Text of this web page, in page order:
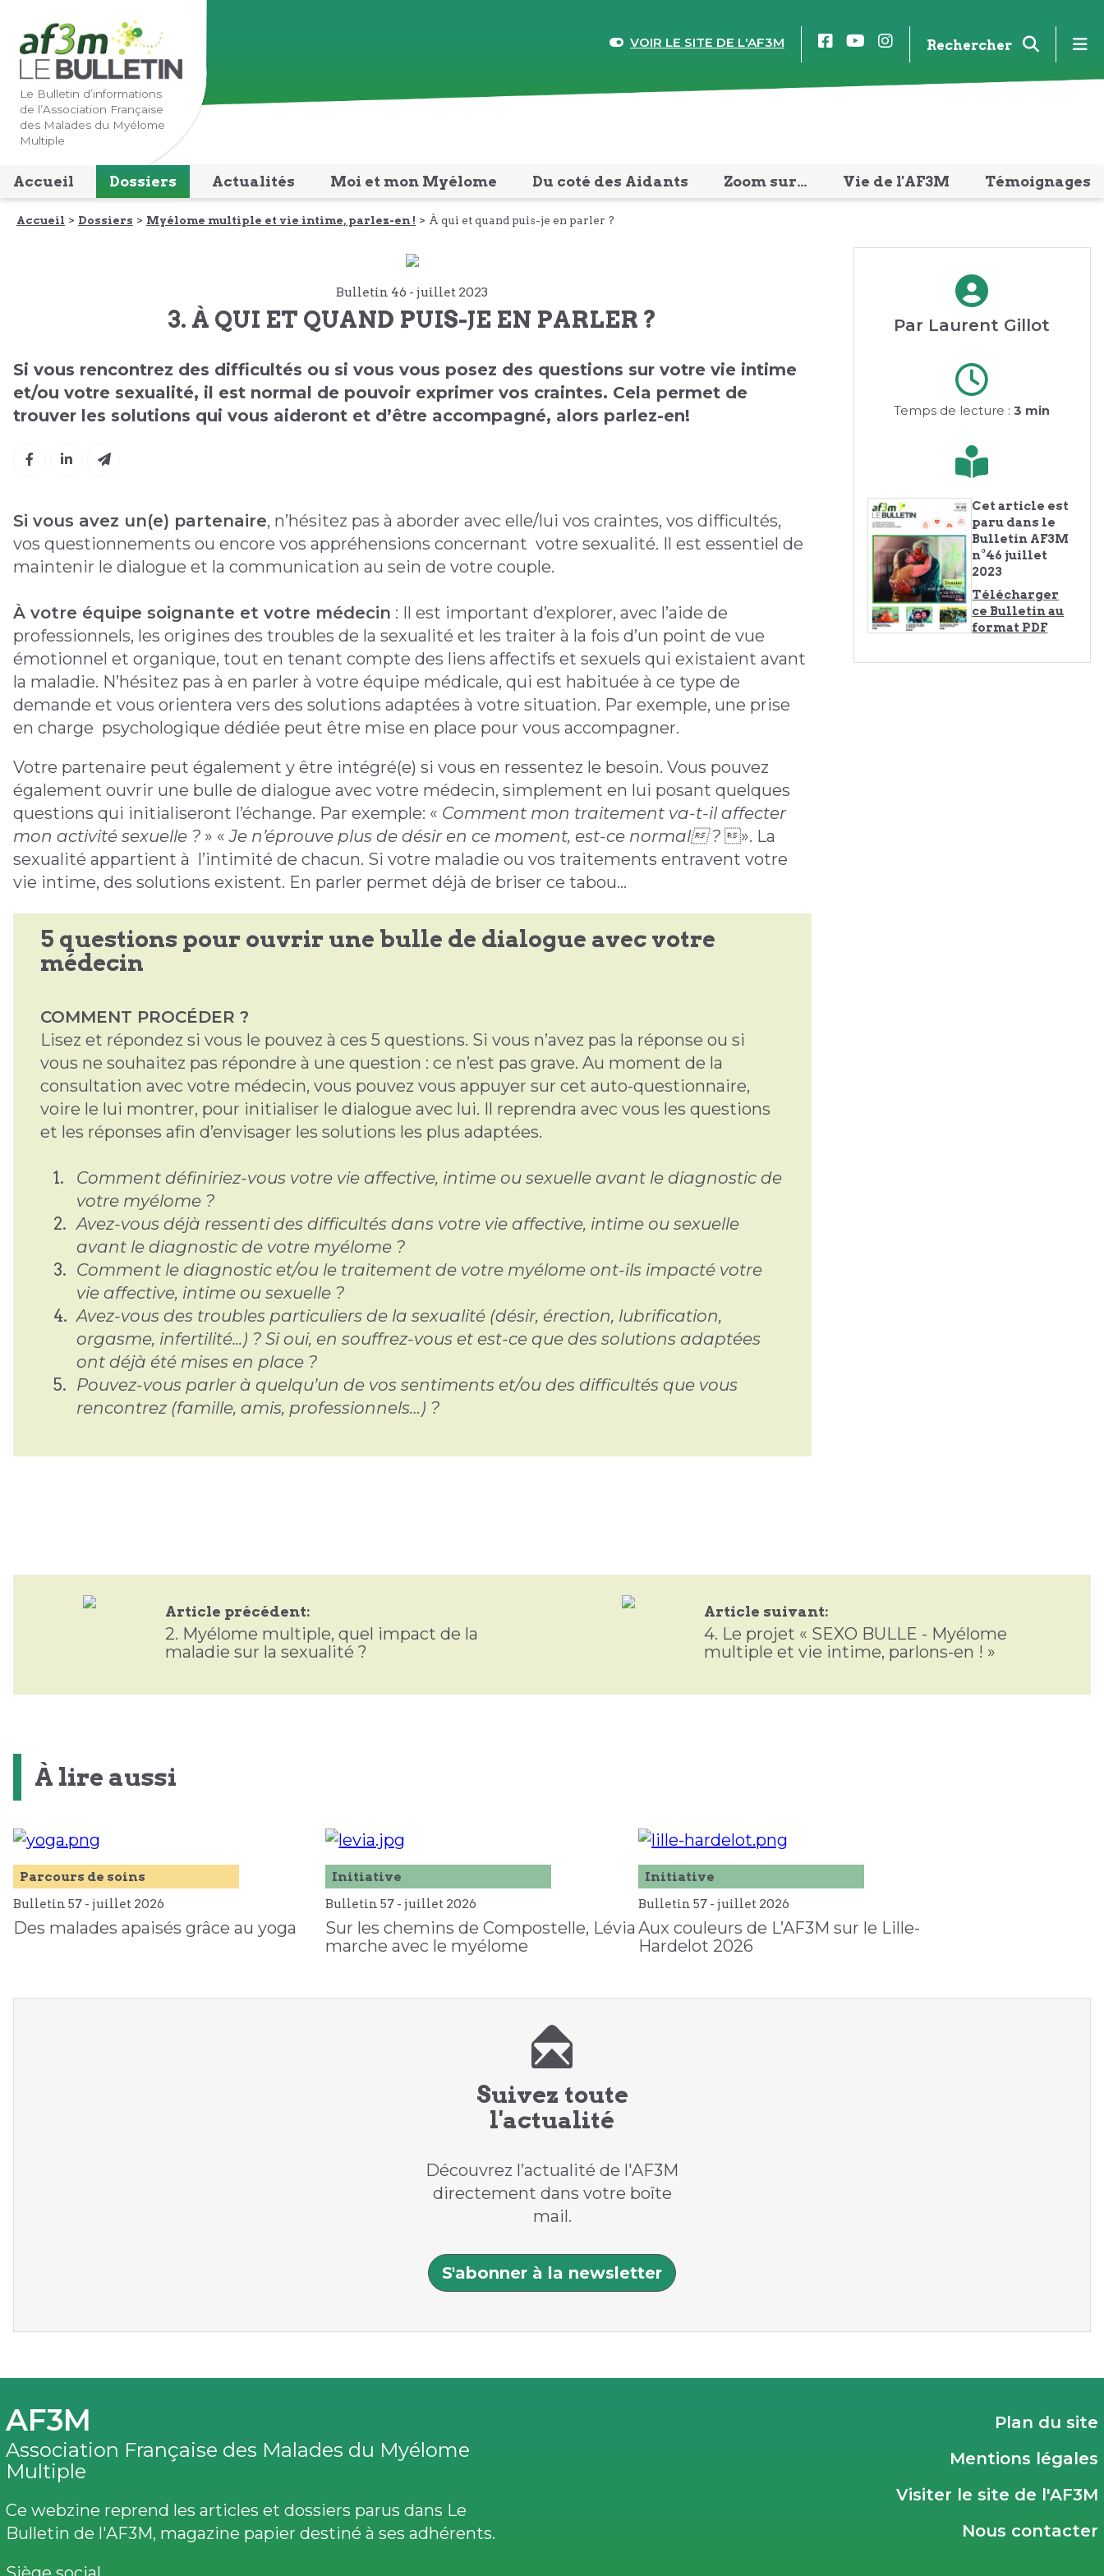
Lien
vers
navigation
principale
Lien
vers
contenu
principal
Le Bulletin d’informations
de l’Association Française
des Malades du Myélome
Multiple
VOIR LE SITE DE L'AF3M FacebookYouTube
Instagram
Rechercher
Accueil Dossiers Actualités Moi et mon Myélome Du coté des Aidants Zoom sur… Vie de l'AF3M Témoignages
Accueil Dossiers Myélome multiple et vie intime, parlez-en ! À qui et quand puis-je en parler ?
Bulletin 46 -juillet 2023
3. À QUI ET QUAND PUIS-JE EN PARLER ?
Si vous rencontrez des difficultés ou si vous vous posez des questions sur votre vie intime
et/ou votre sexualité, il est normal de pouvoir exprimer vos craintes. Cela permet de
trouver les solutions qui vous aideront et d’être accompagné, alors parlez-en!
Si vous avez un(e) partenaire, n’hésitez pas à aborder avec elle/lui vos craintes, vos difficultés,
vos questionnements ou encore vos appréhensions concernant votre sexualité. Il est essentiel de
maintenir le dialogue et la communication au sein de votre couple.
À votre équipe soignante et votre médecin : Il est important d’explorer, avec l’aide de
professionnels, les origines des troubles de la sexualité et les traiter à la fois d’un point de vue
émotionnel et organique, tout en tenant compte des liens affectifs et sexuels qui existaient avant
la maladie. N’hésitez pas à en parler à votre équipe médicale, qui est habituée à ce type de
demande et vous orientera vers des solutions adaptées à votre situation. Par exemple, une prise
en charge psychologique dédiée peut être mise en place pour vous accompagner.
Votre partenaire peut également y être intégré(e) si vous en ressentez le besoin. Vous pouvez
également ouvrir une bulle de dialogue avec votre médecin, simplement en lui posant quelques
questions qui initialiseront l’échange. Par exemple: « Comment mon traitement va-t-il affecter
mon activité sexuelle ? » «Je n’éprouve plus de désir en ce moment, est-ce normal ? ». La
sexualité appartient à l’intimité de chacun. Si votre maladie ou vos traitements entravent votre
vie intime, des solutions existent. En parler permet déjà de briser ce tabou...
5 questions pour ouvrir une bulle de dialogue avec votre
médecin
COMMENT PROCÉDER ?
Lisez et répondez si vous le pouvez à ces 5 questions. Si vous n’avez pas la réponse ou si
vous ne souhaitez pas répondre à une question : ce n’est pas grave. Au moment de la
consultation avec votre médecin, vous pouvez vous appuyer sur cet auto-questionnaire,
voire le lui montrer, pour initialiser le dialogue avec lui. Il reprendra avec vous les questions
et les réponses afin d’envisager les solutions les plus adaptées.
Comment définiriez-vous votre vie affective, intime ou sexuelle avant le diagnostic de
votre myélome ?
Avez-vous déjà ressenti des difficultés dans votre vie affective, intime ou sexuelle
avant le diagnostic de votre myélome ?
Comment le diagnostic et/ou le traitement de votre myélome ont-ils impacté votre
vie affective, intime ou sexuelle ?
Avez-vous des troubles particuliers de la sexualité (désir, érection, lubrification,
orgasme, infertilité...) ? Si oui, en souffrez-vous et est-ce que des solutions adaptées
ont déjà été mises en place ?
Pouvez-vous parler à quelqu’un de vos sentiments et/ou des difficultés que vous
rencontrez (famille, amis, professionnels…) ?
Par Laurent Gillot
Temps de lecture :3 min
Cet article est
paru dans le
Bulletin AF3M
n°46 juillet
2023
Télécharger
ce Bulletin au
format PDF
Article précédent:
2. Myélome multiple, quel impact de la
maladie sur la sexualité ?
Article suivant:
4. Le projet « SEXO BULLE - Myélome
multiple et vie intime, parlons-en ! »
À lire aussi
Parcours de soins
Bulletin 57 - juillet 2026
Des malades apaisés grâce au yoga
Initiative
Bulletin 57 -juillet 2026
Sur les chemins de Compostelle, Lévia
marche avec le myélome
Initiative
Bulletin 57 - juillet 2026
Aux couleurs de L’AF3M sur le Lille-
Hardelot 2026
Suivez toute
l'actualité
Découvrez l’actualité de l'AF3M
directement dans votre boîte
mail.
S'abonner à la newsletter
AF3M
Association Française des Malades du Myélome
Multiple
Ce webzine reprend les articles et dossiers parus dans Le
Bulletin de l'AF3M, magazine papier destiné à ses adhérents.
Plan du site
Mentions légales
Visiter le site de l'AF3M
Nous contacter